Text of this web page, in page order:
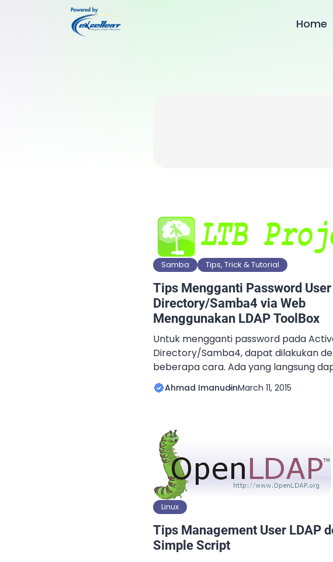
Home
Samba Tips, Trick & Tutorial
Tips Mengganti Password
Directory/Samba4 via Web
Menggunakan LDAP ToolBox
Untuk mengganti password pada
Directory/Samba4, dapat dilakukan
beberapa cara. Ada yang langsung
via Windows klien apabila user join
juga tergantung GPO apakah menu
diakses oleh Administrator. Tentu
pekerjaan tambahan seorang
[…]
Ahmad ImanudinMarch 11, 2015
Linux
Tips Management User LDAP
Simple Script